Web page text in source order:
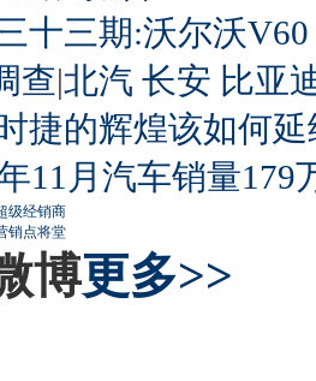
十三期:沃尔沃
查|北汽 长安 比亚
捷的辉煌该如何延
11月汽车销量179
级经销商
销点将堂
博更多>>